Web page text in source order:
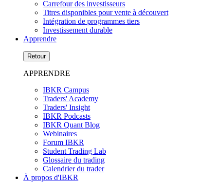
Carrefour des investisseurs
Titres disponibles pour vente à découvert
Intégration de programmes tiers
Investissement durable
Apprendre
Retour
APPRENDRE
IBKR Campus
Traders' Academy
Traders' Insight
IBKR Podcasts
IBKR Quant Blog
Webinaires
Forum IBKR
Student Trading Lab
Glossaire du trading
Calendrier du trader
À propos d'IBKR